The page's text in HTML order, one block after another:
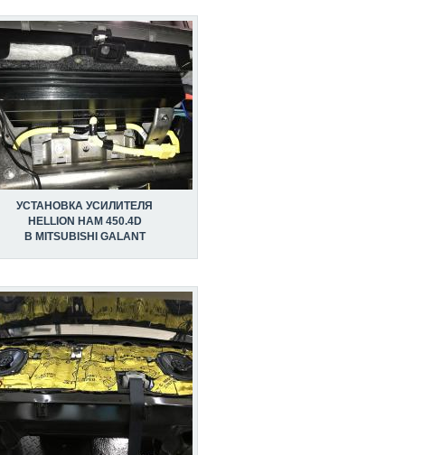
УСТАНОВКА УСИЛИТЕЛЯ
HELLION HAM 450.4D
В MITSUBISHI GALANT